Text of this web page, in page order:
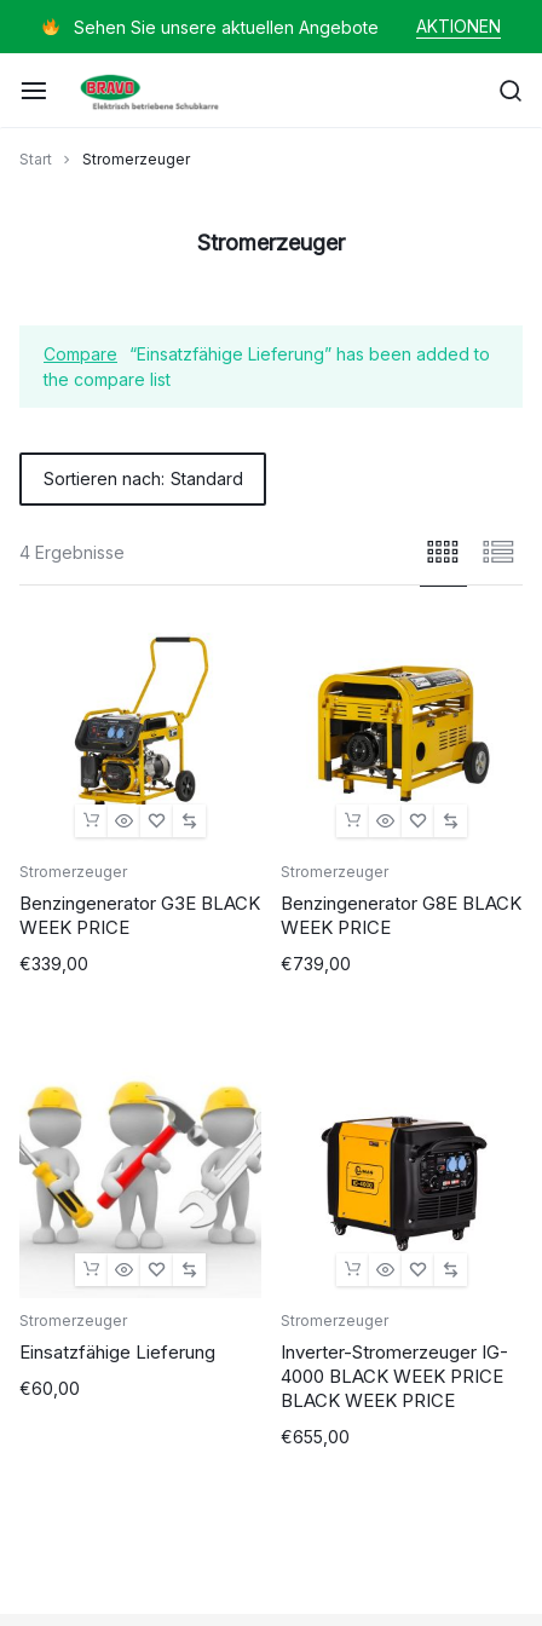
Sehen Sie unsere aktuellen Angebote AKTIONEN
Mayer
Start Stromerzeuger
Stromerzeuger
Compare
“Einsatzfähige Lieferung” has been added to
the compare list
Sortieren nach: Standard
4 Ergebnisse
Stromerzeuger
Benzingenerator G3E BLACK
WEEK PRICE
€339,00
Stromerzeuger
Benzingenerator G8E BLACK
WEEK PRICE
€739,00
Stromerzeuger
Einsatzfähige Lieferung
€60,00
Stromerzeuger
Inverter-Stromerzeuger IG-
4000 BLACK WEEK PRICE
BLACK WEEK PRICE
€655,00